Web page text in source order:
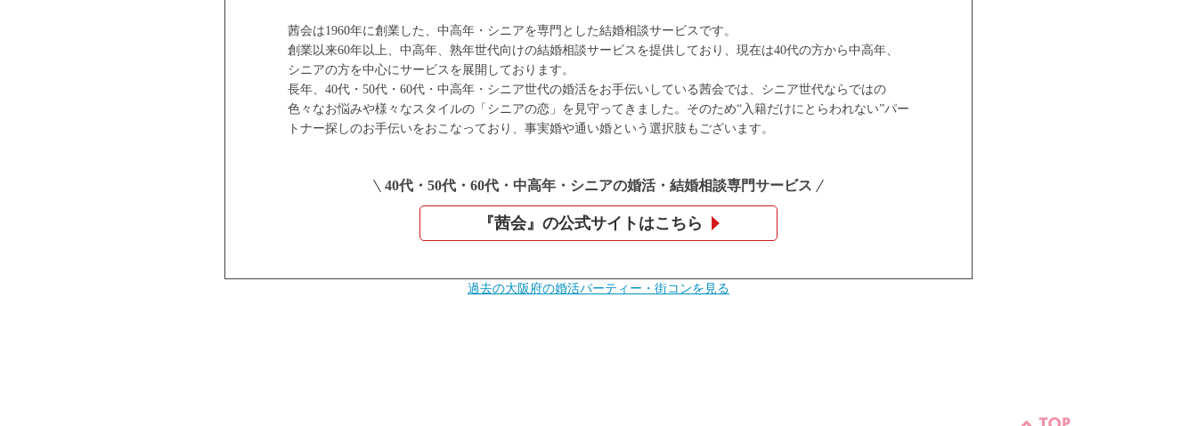
茜会は1960年に創業した、中高年・シニアを専門とした結婚相談サービスです。
創業以来60年以上、中高年、熟年世代向けの結婚相談サービスを提供しており、現在は40代の方から中高年、
シニアの方を中心にサービスを展開しております。
長年、40代・50代・60代・中高年・シニア世代の婚活をお手伝いしている茜会では、シニア世代ならではの
色々なお悩みや様々なスタイルの「シニアの恋」を見守ってきました。そのため“入籍だけにとらわれない”パー
トナー探しのお手伝いをおこなっており、事実婚や通い婚という選択肢もございます。
40代・50代・60代・中高年・ シニアの婚活・結婚相談専門サービス
『茜会』の公式サイトはこちら
過去の大阪府の婚活パーティー・街コンを見る